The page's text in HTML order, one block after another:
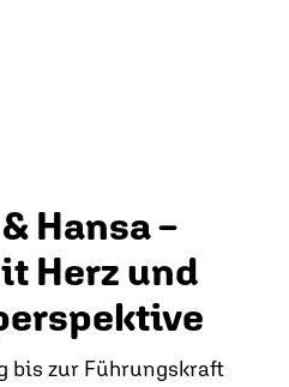
Hansa –
Herz und
bis zur Führungskraft